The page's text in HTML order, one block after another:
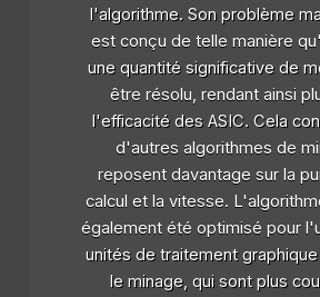
l'algorithme. Son problème
est conçu de telle manière
une quantité significative de
être résolu, rendant ainsi
l'efficacité des ASIC. Cela
d'autres algorithmes de
reposent davantage sur la
calcul et la vitesse.
également été optimisé pour
unités de traitement
le minage, qui sont plus